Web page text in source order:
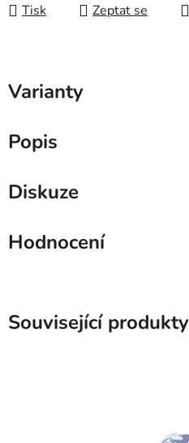
Tisk
Zeptat se
Varianty
Popis
Diskuze
Hodnocení
Související produkty